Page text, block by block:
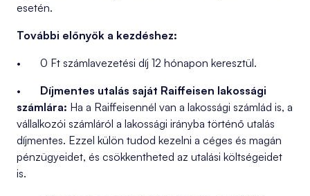
esetén.
További előnyök a kezdéshez:
• 0 Ft számlavezetési díj 12 hónapon keresztül.
• Díjmentes utalás saját Raiffeisen lakossági
számlára: Ha a Raiffeisennél van a lakossági számlád is, a
vállalkozói számláról a lakossági irányba történő utalás
díjmentes. Ezzel külön tudod kezelni a céges és magán
pénzügyeidet, és csökkentheted az utalási költségeidet
is.